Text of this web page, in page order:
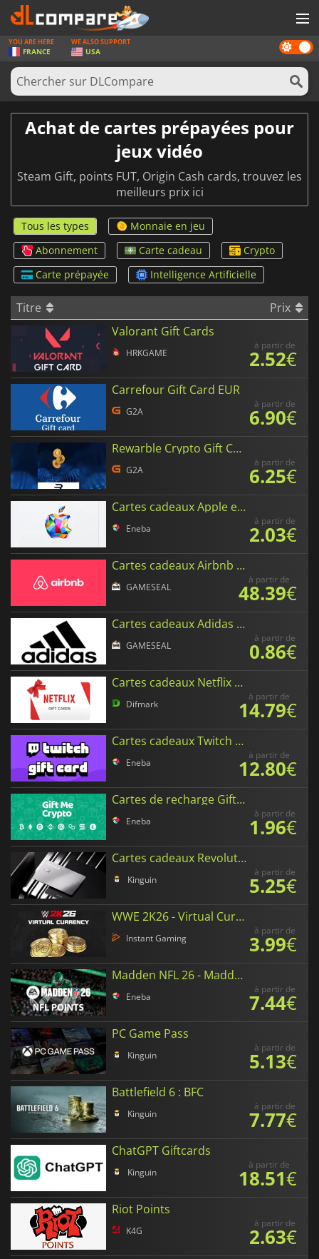
JEUX
CARTES PRÉPAYÉES
LOGICIELS
CONCOURS
SE CONNECTER OU S'INSCRIRE
Dark
mode
YOU ARE HERE
FRANCE
WE ALSO SUPPORT
USA
Achat de cartes prépayées pour
jeux vidéo
Steam Gift, points FUT, Origin Cash cards, trouvez les
meilleurs prix ici
Tous les types
Monnaie en jeu
Abonnement
Carte cadeau
Crypto
Carte prépayée
Intelligence Artificielle
Titre
Prix
Valorant Gift Cards
HRKGAME
à partir de
2.52€
Carrefour Gift Card EUR
G2A
à partir de
6.90€
Rewarble Crypto Gift Cards EUR
G2A
à partir de
6.25€
Cartes cadeaux Apple en Euro
Eneba
à partir de
2.03€
Cartes cadeaux Airbnb en Euro
GAMESEAL
à partir de
48.39€
Cartes cadeaux Adidas en Euro
GAMESEAL
à partir de
0.86€
Cartes cadeaux Netflix en Euro
Difmark
à partir de
14.79€
Cartes cadeaux Twitch en Euro
Eneba
à partir de
12.80€
Cartes de recharge Gift Me Crypto en Euro
Eneba
à partir de
1.96€
Cartes cadeaux Revolut en Euro
Kinguin
à partir de
5.25€
WWE 2K26 - Virtual Currency
Instant Gaming
à partir de
3.99€
Madden NFL 26 - Madden Points
Eneba
à partir de
7.44€
PC Game Pass
Kinguin
à partir de
5.13€
Battlefield 6 : BFC
Kinguin
à partir de
7.77€
ChatGPT Giftcards
Kinguin
à partir de
18.51€
Riot Points
K4G
à partir de
2.63€